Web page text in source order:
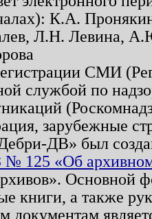
К.А.
Л.Н. Левина,
СМИ
службой по
зарубежные
ДВ» был
125 «Об
Основной
книги, а также
документам